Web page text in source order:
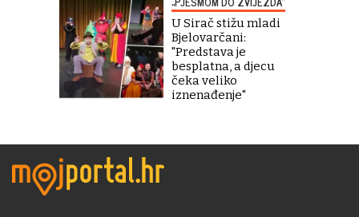
U Sirač stižu mladi
Bjelovarčani:
"Predstava je
besplatna, a djecu
čeka veliko
iznenađenje"